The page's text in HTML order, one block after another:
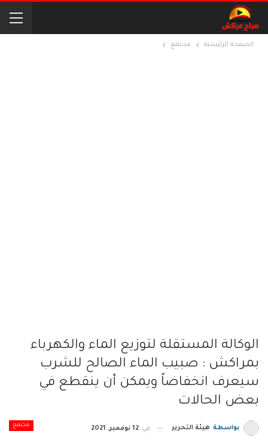
الصفحة الرئيسية مجتمع
الوكالة المستقلة لتوزيع الماء والكهرباء
بمراكش : صبيب الماء الصالح للشرب
سيعرف انخفاضاً ويمكن أن ينقطع في
بعض الحالات
مجتمع بواسطة هيئة التحرير في 12 نوفمبر, 2021